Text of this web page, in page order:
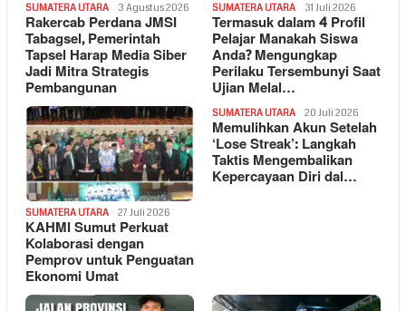
SUMATERA UTARA 3 Agustus 2026
Rakercab Perdana JMSI
Tabagsel, Pemerintah
Tapsel Harap Media Siber
Jadi Mitra Strategis
Pembangunan
SUMATERA UTARA 31 Juli 2026
Termasuk dalam 4 Profil
Pelajar Manakah Siswa
Anda? Mengungkap
Perilaku Tersembunyi Saat
Ujian Melal…
SUMATERA UTARA 27 Juli 2026
KAHMI Sumut Perkuat
Kolaborasi dengan
Pemprov untuk Penguatan
Ekonomi Umat
SUMATERA UTARA 20 Juli 2026
Memulihkan Akun Setelah
‘Lose Streak’: Langkah
Taktis Mengembalikan
Kepercayaan Diri dal…